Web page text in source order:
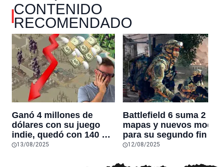
CONTENIDO
RECOMENDADO
Ganó 4 millones de
dólares con su juego
indie, quedó con 140 mil
de deuda y terminó
13/08/2025
Battlefield 6 suma 2
mapas y nuevos
para su segundo fin de
semana de beta:
12/08/2025